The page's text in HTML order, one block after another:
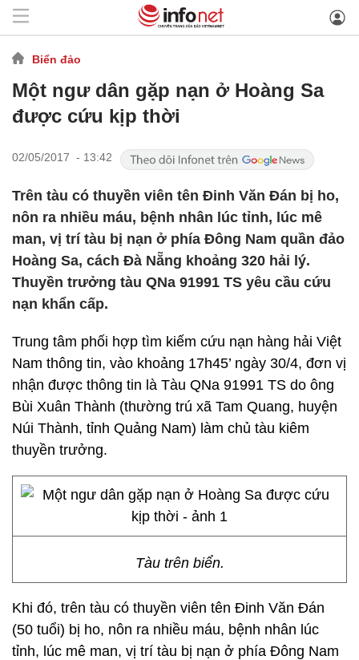
Biển đảo
Một ngư dân gặp nạn ở Hoàng Sa
được cứu kịp thời
02/05/2017 - 13:42
Trên tàu có thuyền viên tên Đinh Văn Đán bị ho,
nôn ra nhiều máu, bệnh nhân lúc tỉnh, lúc mê
man, vị trí tàu bị nạn ở phía Đông Nam quần đảo
Hoàng Sa, cách Đà Nẵng khoảng 320 hải lý.
Thuyền trưởng tàu QNa 91991 TS yêu cầu cứu
nạn khẩn cấp.
Trung tâm phối hợp tìm kiếm cứu nạn hàng hải Việt
Nam thông tin, vào khoảng 17h45’ ngày 30/4, đơn vị
nhận được thông tin là Tàu QNa 91991 TS do ông
Bùi Xuân Thành (thường trú xã Tam Quang, huyện
Núi Thành, tỉnh Quảng Nam) làm chủ tàu kiêm
thuyền trưởng.
Tàu trên biển.
Khi đó, trên tàu có thuyền viên tên Đinh Văn Đán
(50 tuổi) bị ho, nôn ra nhiều máu, bệnh nhân lúc
tỉnh, lúc mê man, vị trí tàu bị nạn ở phía Đông Nam